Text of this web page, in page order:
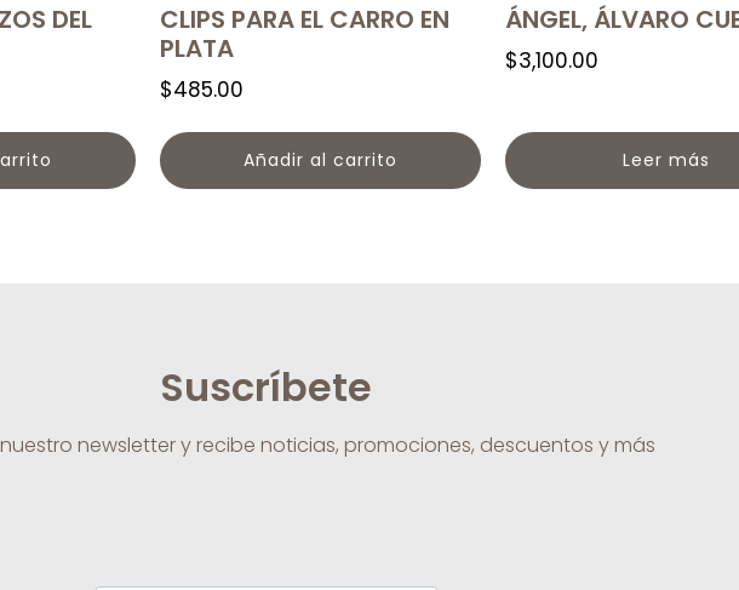
DEL
CLIPS PARA EL CARRO EN
PLATA
$485.00
Añadir al carrito
ÁNGEL, ÁLVARO
$3,100.00
Leer más
Suscríbete
newsletter y recibe noticias, promociones, descuentos y más